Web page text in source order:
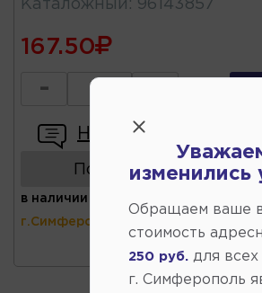
Каталожный : 96143857
167.50
-
Написать отзыв
Показать аналоги
в наличии
г.Симферополь)
изменились
Обращаем ваше
стоимость
250 руб.
для
г. Симферополь